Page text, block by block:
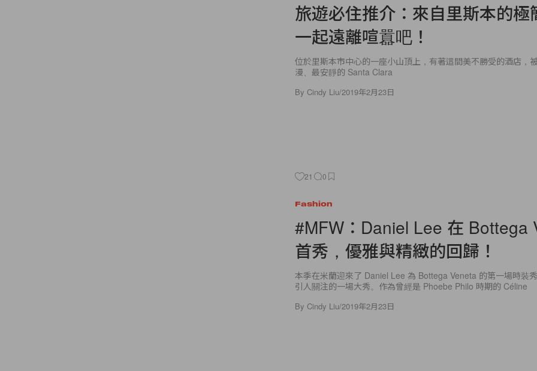
旅遊必住推介：來自里斯本的極
一起遠離喧囂吧！
位於里斯本市中心的一座小山頂上，有著這間美不勝受的酒店，
漫、最安靜的 Santa Clara
By Cindy Liu/2019年2月23日
21 0
Fashion
#MFW：Daniel Lee 在 Bottega
首秀，優雅與精緻的回歸！
本季在米蘭迎來了 Daniel Lee 為 Bottega Veneta 的第一場時裝
引人關注的一場大秀。作為曾經是 Phoebe Philo 時期的 Céline
By Cindy Liu/2019年2月23日